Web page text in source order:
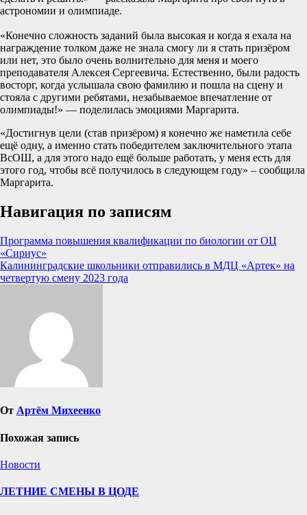
астрономии и олимпиаде.
«Конечно сложность заданий была высокая и когда я ехала на
награждение толком даже не знала смогу ли я стать призёром
или нет, это было очень волнительно для меня и моего
преподавателя Алексея Сергеевича. Естественно, были радость
восторг, когда услышала свою фамилию и пошла на сцену и
стояла с другими ребятами, незабываемое впечатление от
олимпиады!» — поделилась эмоциями Маргарита.
«Достигнув цели (став призёром) я конечно же наметила себе
ещё одну, а именно стать победителем заключительного этапа
ВсОШ, а для этого надо ещё больше работать, у меня есть для
этого год, чтобы всё получилось в следующем году» – сообщила
Маргарита.
Навигация по записям
Программа повышения квалификации по биологии от ОЦ
«Сириус»
Калининградские школьники отправились в МДЦ «Артек» на
четвертую смену 2023 года
От Артём Михеенко
Похожая запись
Новости
ЛЕТНИЕ СМЕНЫ В ЦОДЕ